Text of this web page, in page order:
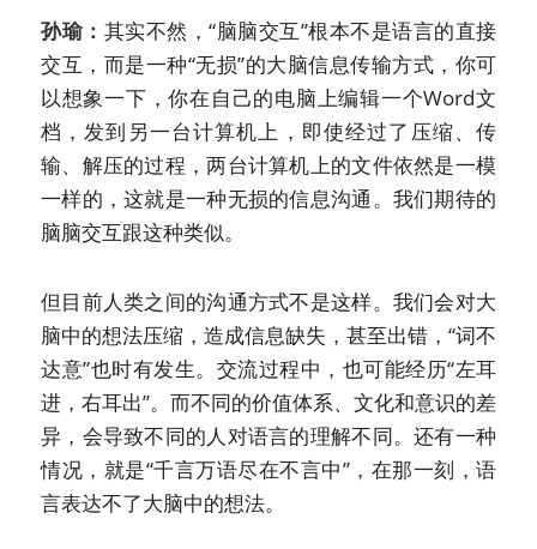
孙瑜： 其实不然，“脑脑交互”根本不是语言的直接
交互，而是一种“无损”的大脑信息传输方式，你可
以想象一下，你在自己的电脑上编辑一个Word文
档，发到另一台计算机上，即使经过了压缩、传
输、解压的过程，两台计算机上的文件依然是一模
一样的，这就是一种无损的信息沟通。我们期待的
脑脑交互跟这种类似。
但目前人类之间的沟通方式不是这样。我们会对大
脑中的想法压缩，造成信息缺失，甚至出错，“词不
达意”也时有发生。交流过程中，也可能经历“左耳
进，右耳出”。而不同的价值体系、文化和意识的差
异，会导致不同的人对语言的理解不同。还有一种
情况，就是“千言万语尽在不言中”，在那一刻，语
言表达不了大脑中的想法。